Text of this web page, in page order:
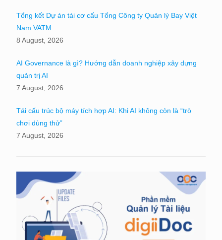
Tổng kết Dự án tái cơ cấu Tổng Công ty Quản lý Bay Việt
Nam VATM
8 August, 2026
AI Governance là gì? Hướng dẫn doanh nghiệp xây dựng
quản trị AI
7 August, 2026
Tái cấu trúc bộ máy tích hợp AI: Khi AI không còn là “trò
chơi dùng thử”
7 August, 2026